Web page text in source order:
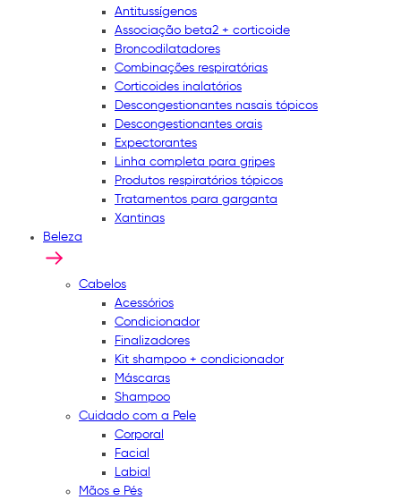
Antitussígenos
Associação beta2 + corticoide
Broncodilatadores
Combinações respiratórias
Corticoides inalatórios
Descongestionantes nasais tópicos
Descongestionantes orais
Expectorantes
Linha completa para gripes
Produtos respiratórios tópicos
Tratamentos para garganta
Xantinas
Beleza
Cabelos
Acessórios
Condicionador
Finalizadores
Kit shampoo + condicionador
Máscaras
Shampoo
Cuidado com a Pele
Corporal
Facial
Labial
Mãos e Pés